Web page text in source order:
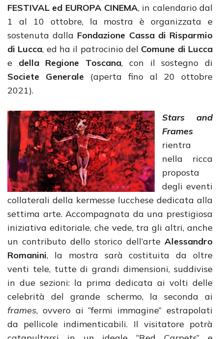
FESTIVAL ed EUROPA CINEMA, in calendario dal
1 al 10 ottobre, la mostra è organizzata e
sostenuta dalla Fondazione Cassa di Risparmio
di Lucca, ed ha il patrocinio del Comune di Lucca
e della Regione Toscana, con il sostegno di
Societe Generale (aperta fino al 20 ottobre
2021).
Stars and
Frames
rientra
nella ricca
proposta
degli eventi
collaterali della kermesse lucchese dedicata alla
settima arte. Accompagnata da una prestigiosa
iniziativa editoriale, che vede, tra gli altri, anche
un contributo dello storico dell’arte Alessandro
Romanini, la mostra sarà costituita da oltre
venti tele, tutte di grandi dimensioni, suddivise
in due sezioni: la prima dedicata ai volti delle
celebrità del grande schermo, la seconda ai
frames, ovvero ai “fermi immagine” estrapolati
da pellicole indimenticabili. Il visitatore potrà